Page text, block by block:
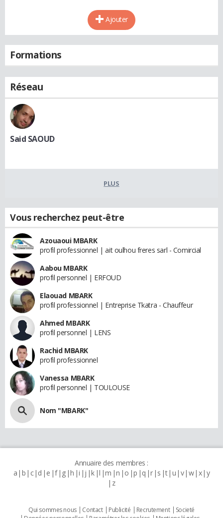
Ajouter
Formations
Réseau
Said SAOUD
PLUS
Vous recherchez peut-être
Azouaoui MBARK
profil professionnel | ait oulhou freres sarl - Comircial
Aabou MBARK
profil personnel | ERFOUD
Elaouad MBARK
profil professionnel | Entreprise Tkatra - Chauffeur
Ahmed MBARK
profil personnel | LENS
Rachid MBARK
profil professionnel
Vanessa MBARK
profil personnel | TOULOUSE
Nom "MBARK"
Annuaire des membres :
a b c d e f g h i j k l m n o p q r s t u v w x y
z
Qui sommes nous Contact Publicité Recrutement
Societé